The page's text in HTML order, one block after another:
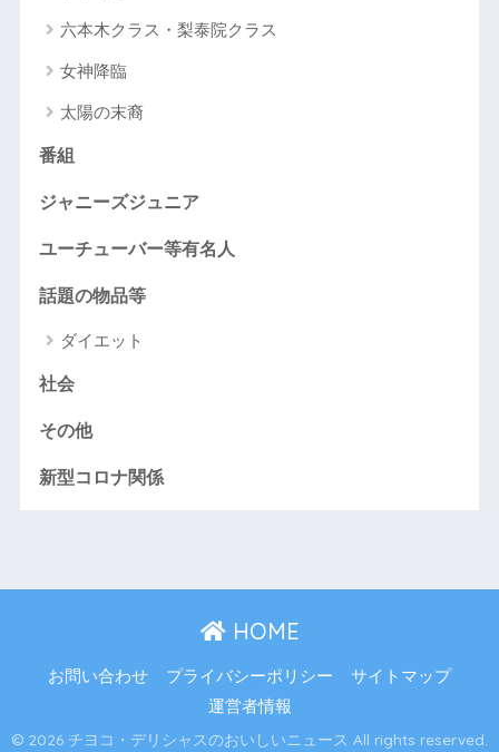
六本木クラス・梨泰院クラス
女神降臨
太陽の末裔
番組
ジャニーズジュニア
ユーチューバー等有名人
話題の物品等
ダイエット
社会
その他
新型コロナ関係
HOME
お問い合わせ プライバシーポリシー
サイトマップ
運営者情報
© 2026 チヨコ・デリシャスのおいしいニュース All rights reserved.